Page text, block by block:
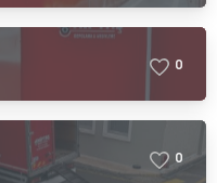
0
0